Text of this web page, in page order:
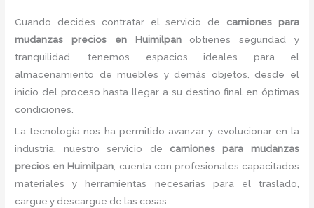
Cuando decides contratar el servicio de camiones para
mudanzas precios en Huimilpan obtienes seguridad y
tranquilidad, tenemos espacios ideales para el
almacenamiento de muebles y demás objetos, desde el
inicio del proceso hasta llegar a su destino final en óptimas
condiciones.
La tecnología nos ha permitido avanzar y evolucionar en la
industria, nuestro servicio de camiones para mudanzas
precios en Huimilpan, cuenta con profesionales capacitados
materiales y herramientas necesarias para el traslado,
cargue y descargue de las cosas.